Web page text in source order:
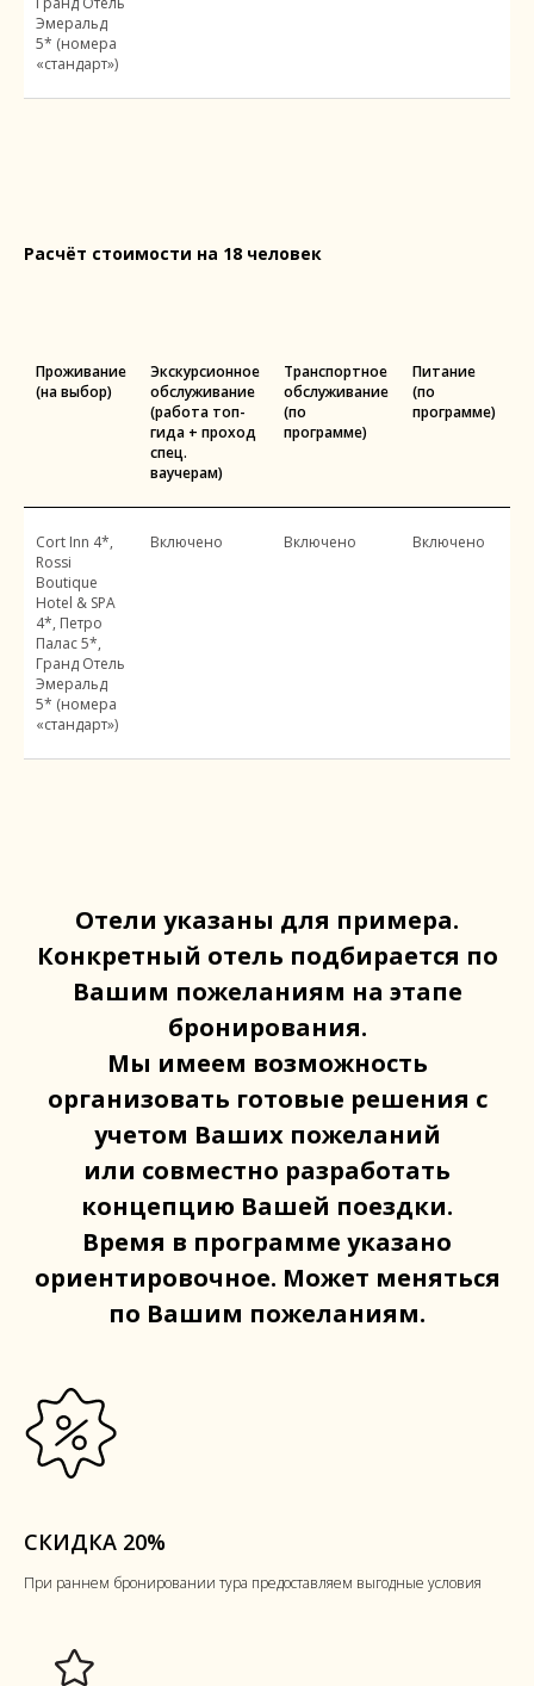
Эмеральд
5* (номера
«стандарт»)
Расчёт стоимости на 18 человек
Проживание
(на выбор)
Экскурсионное
обслуживание
(работа топ-
гида + проход
спец.
ваучерам)
Транспортное
обслуживание
(по
программе)
Питание
(по
программе)
Cort Inn 4*,
Rossi
Boutique
Hotel & SPA
4*, Петро
Палас 5*,
Гранд Отель
Эмеральд
5* (номера
«стандарт»)
Включено Включено Включено
Отели указаны для примера.
Конкретный отель подбирается по
Вашим пожеланиям на этапе
бронирования.
Мы имеем возможность
организовать готовые решения с
учетом Ваших пожеланий
или совместно разработать
концепцию Вашей поездки.
Время в программе указано
ориентировочное. Может меняться
по Вашим пожеланиям.
СКИДКА 20%
При раннем бронировании тура предоставляем выгодные условия